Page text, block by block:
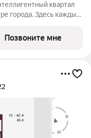
города. Здесь каждый
жилья. Окружение
Позвоните мне